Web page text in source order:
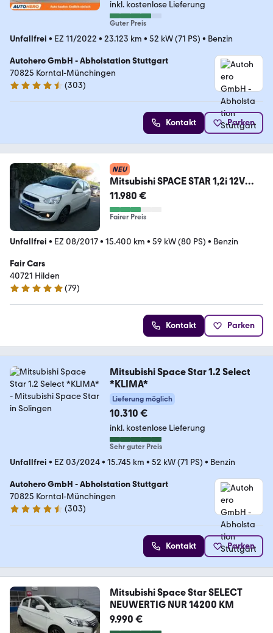
inkl. kostenlose Lieferung
Guter Preis
Unfallfrei • EZ 11/2022 • 23.123 km • 52 kW (71 PS) • Benzin
Autohero GmbH - Abholstation Stuttgart
70825 Korntal-Münchingen
4.4 Sterne
(303)
Kontakt Parken
NEU
Mitsubishi SPACE STAR 1,2i 12V
+LUXE+NAVI+AUT+PDC+FALTDAC
H
11.980 €
Fairer Preis
Unfallfrei • EZ 08/2017• 15.400 km • 59 kW (80 PS) • Benzin
Fair Cars
40721 Hilden
5 Sterne
(79)
Kontakt Parken
Mitsubishi Space Star 1.2 Select
*KLIMA*
Lieferung möglich
10.310 €
inkl. kostenlose Lieferung
Sehr guter Preis
Unfallfrei • EZ 03/2024• 15.745 km • 52 kW (71 PS) • Benzin
Autohero GmbH - Abholstation Stuttgart
70825 Korntal-Münchingen
4.4 Sterne
(303)
Kontakt Parken
Mitsubishi Space Star SELECT
NEUWERTIG NUR 14200 KM
9.990 €